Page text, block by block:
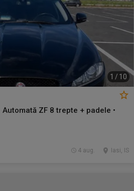
1 / 10
Automată ZF 8 trepte + padele •
Iasi, IS
4 aug.